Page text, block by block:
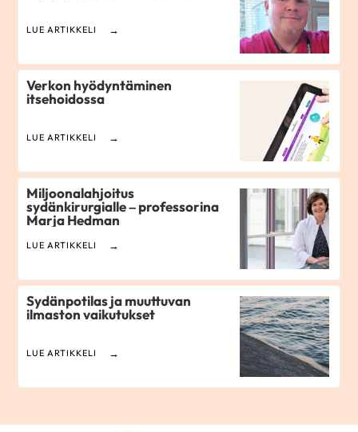
LUE ARTIKKELI
Verkon hyödyntäminen
itsehoidossa
LUE ARTIKKELI
Miljoonalahjoitus
sydänkirurgialle – professorina
Marja Hedman
LUE ARTIKKELI
Sydänpotilas ja muuttuvan
ilmaston vaikutukset
LUE ARTIKKELI